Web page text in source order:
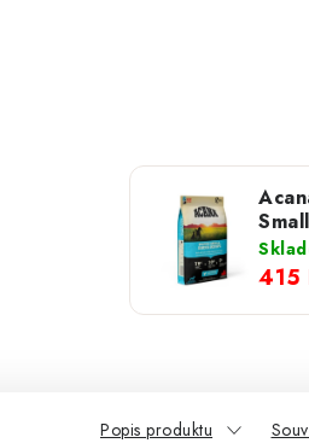
415
Popis produktu